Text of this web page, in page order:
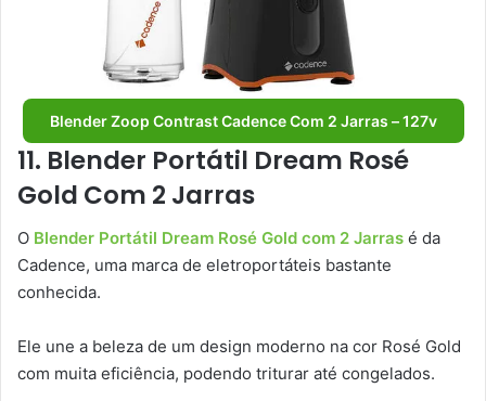
Blender Zoop Contrast Cadence Com 2 Jarras – 127v
11. Blender Portátil Dream Rosé
Gold Com 2 Jarras
O Blender Portátil Dream Rosé Gold com 2 Jarras é da
Cadence, uma marca de eletroportáteis bastante
conhecida.
Ele une a beleza de um design moderno na cor Rosé Gold
com muita eficiência, podendo triturar até congelados.